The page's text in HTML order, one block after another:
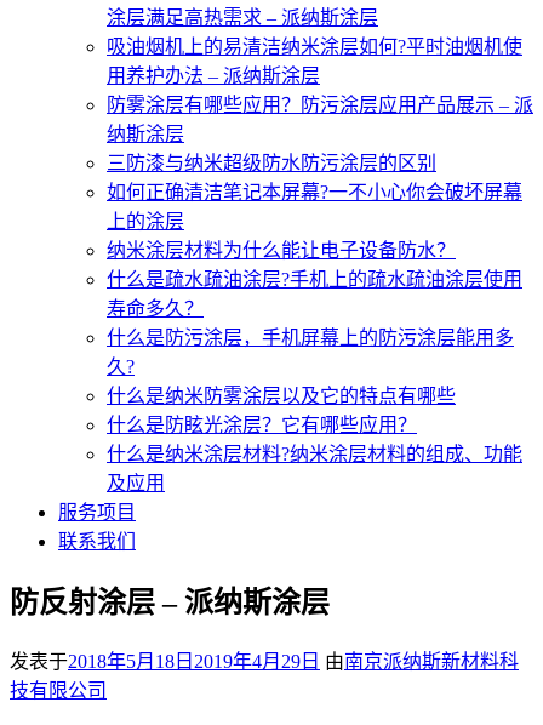
涂层满足高热需求 – 派纳斯涂层
吸油烟机上的易清洁纳米涂层如何?平时油烟机使
用养护办法 – 派纳斯涂层
防雾涂层有哪些应用？防污涂层应用产品展示 – 派
纳斯涂层
三防漆与纳米超级防水防污涂层的区别
如何正确清洁笔记本屏幕?一不小心你会破坏屏幕
上的涂层
纳米涂层材料为什么能让电子设备防水？
什么是疏水疏油涂层?手机上的疏水疏油涂层使用
寿命多久？
什么是防污涂层，手机屏幕上的防污涂层能用多
久?
什么是纳米防雾涂层以及它的特点有哪些
什么是防眩光涂层？它有哪些应用？
什么是纳米涂层材料?纳米涂层材料的组成、功能
及应用
服务项目
联系我们
防反射涂层 – 派纳斯涂层
发表于2018年5月18日 2019年4月29日 由南京派纳斯新材料科
技有限公司